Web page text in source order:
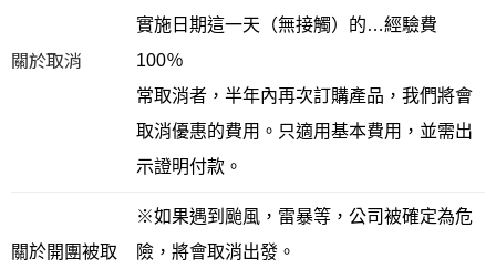
關於取消
實施日期這一天（無接觸）的…經驗費
100％
常取消者，半年內再次訂購產品，我們將會
取消優惠的費用。只適用基本費用，並需出
示證明付款。
關於開團被取
※如果遇到颱風，雷暴等，公司被確定為危
險，將會取消出發。